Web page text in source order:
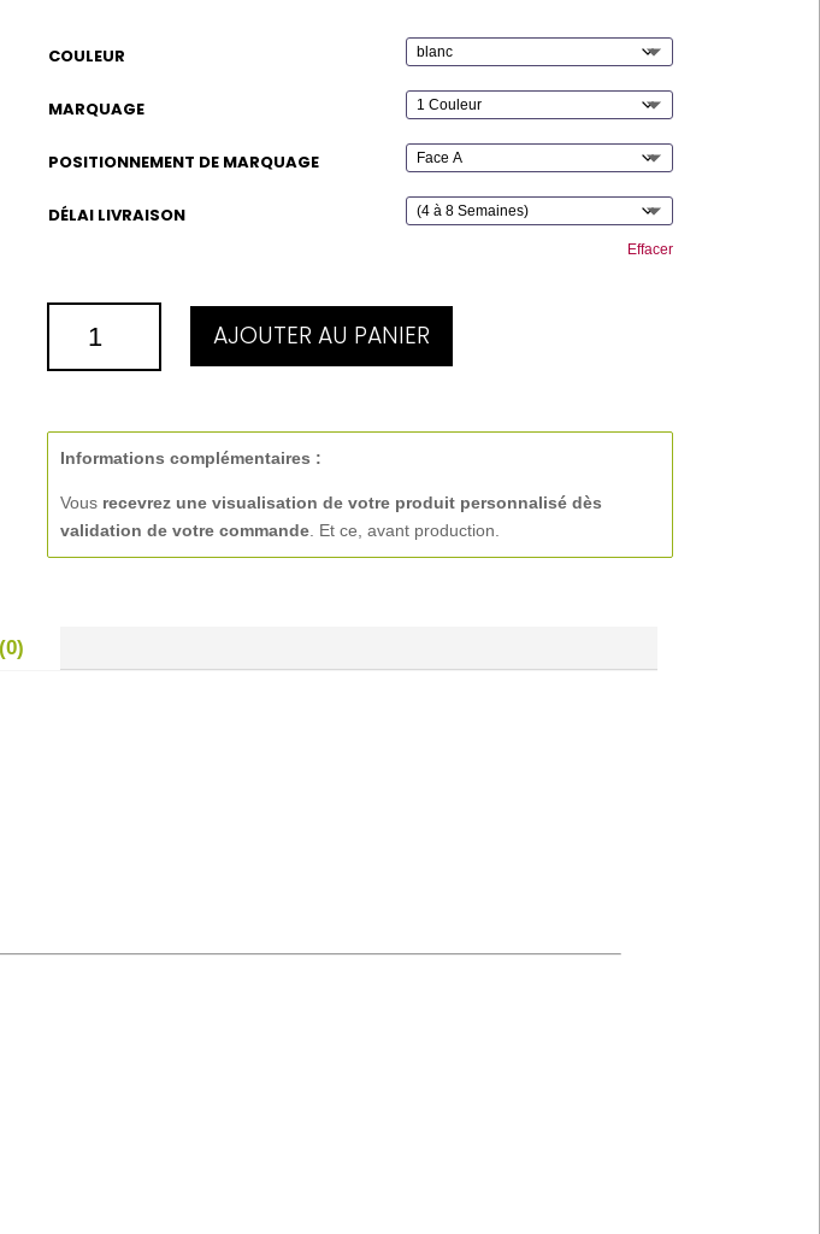
COULEUR
MARQUAGE
POSITIONNEMENT DE MARQUAGE
DÉLAI LIVRAISON
Effacer
PLAT
Ø9,20
AJOUTER AU PANIER
Informations complémentaires :
Vous recevrez une visualisation de votre produit personnalisé dès
validation de votre commande . Et ce, avant production.